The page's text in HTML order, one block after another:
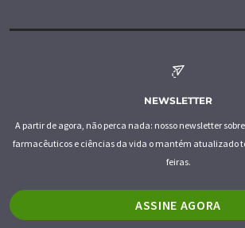
NEWSLETTER
A partir de agora, não perca nada: nosso newsletter
farmacêuticos e ciências da vida o mantém atualizado
feiras.
ASSINE AGORA